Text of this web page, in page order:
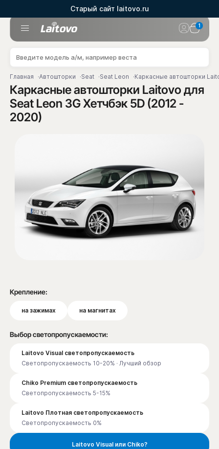
Старый сайт laitovo.ru
1
Главная Автошторки Seat Seat Leon Каркасные автошторки
Каркасные автошторки Laitovo для
Seat Leon 3G Хетчбэк 5D (2012 -
2020)
Крепление:
на зажимах на магнитах
Выбор светопропускаемости:
Laitovo Visual светопропускаемость
Светопропускаемость 10-20% · Лучший обзор
Chiko Premium светопропускаемость
Светопропускаемость 5-15%
Laitovo Плотная светопропускаемость
Светопропускаемость 0%
Laitovo Visual или Chiko?